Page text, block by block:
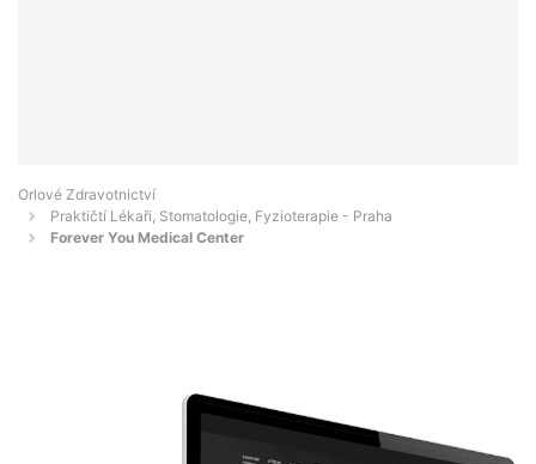
Orlové Zdravotnictví
Praktičtí Lékaři, Stomatologie, Fyzioterapie - Praha
Forever You Medical Center